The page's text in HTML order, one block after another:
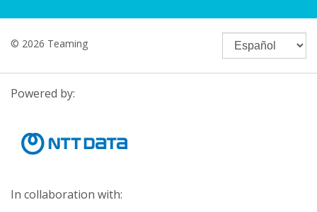
© 2026 Teaming
Powered by:
In collaboration with: